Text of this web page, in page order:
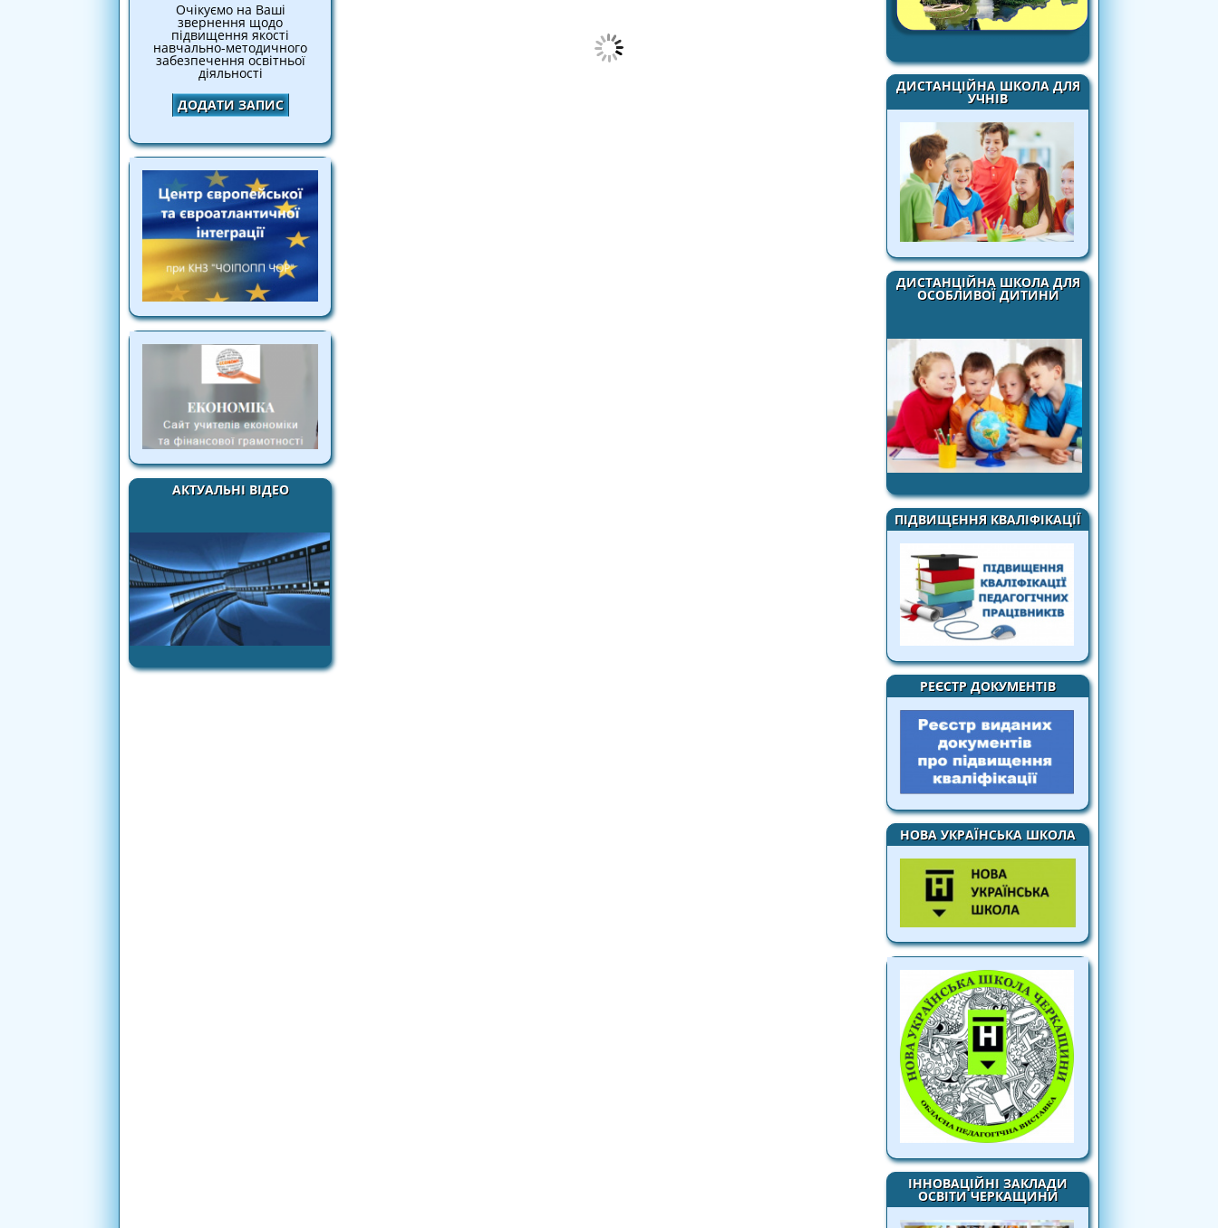
Очікуємо на Ваші
звернення щодо
підвищення якості
навчально-методичного
забезпечення освітньої
діяльності
ДОДАТИ ЗАПИС
АКТУАЛЬНІ ВІДЕО
ДИСТАНЦІЙНА ШКОЛА ДЛЯ
УЧНІВ
ДИСТАНЦІЙНА ШКОЛА ДЛЯ
ОСОБЛИВОЇ ДИТИНИ
ПІДВИЩЕННЯ КВАЛІФІКАЦІЇ
РЕЄСТР ДОКУМЕНТІВ
НОВА УКРАЇНСЬКА ШКОЛА
ІННОВАЦІЙНІ ЗАКЛАДИ
ОСВІТИ ЧЕРКАЩИНИ